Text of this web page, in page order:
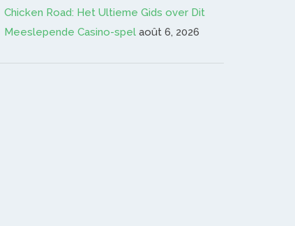
Chicken Road: Het Ultieme Gids over Dit
Meeslepende Casino-spel août 6, 2026